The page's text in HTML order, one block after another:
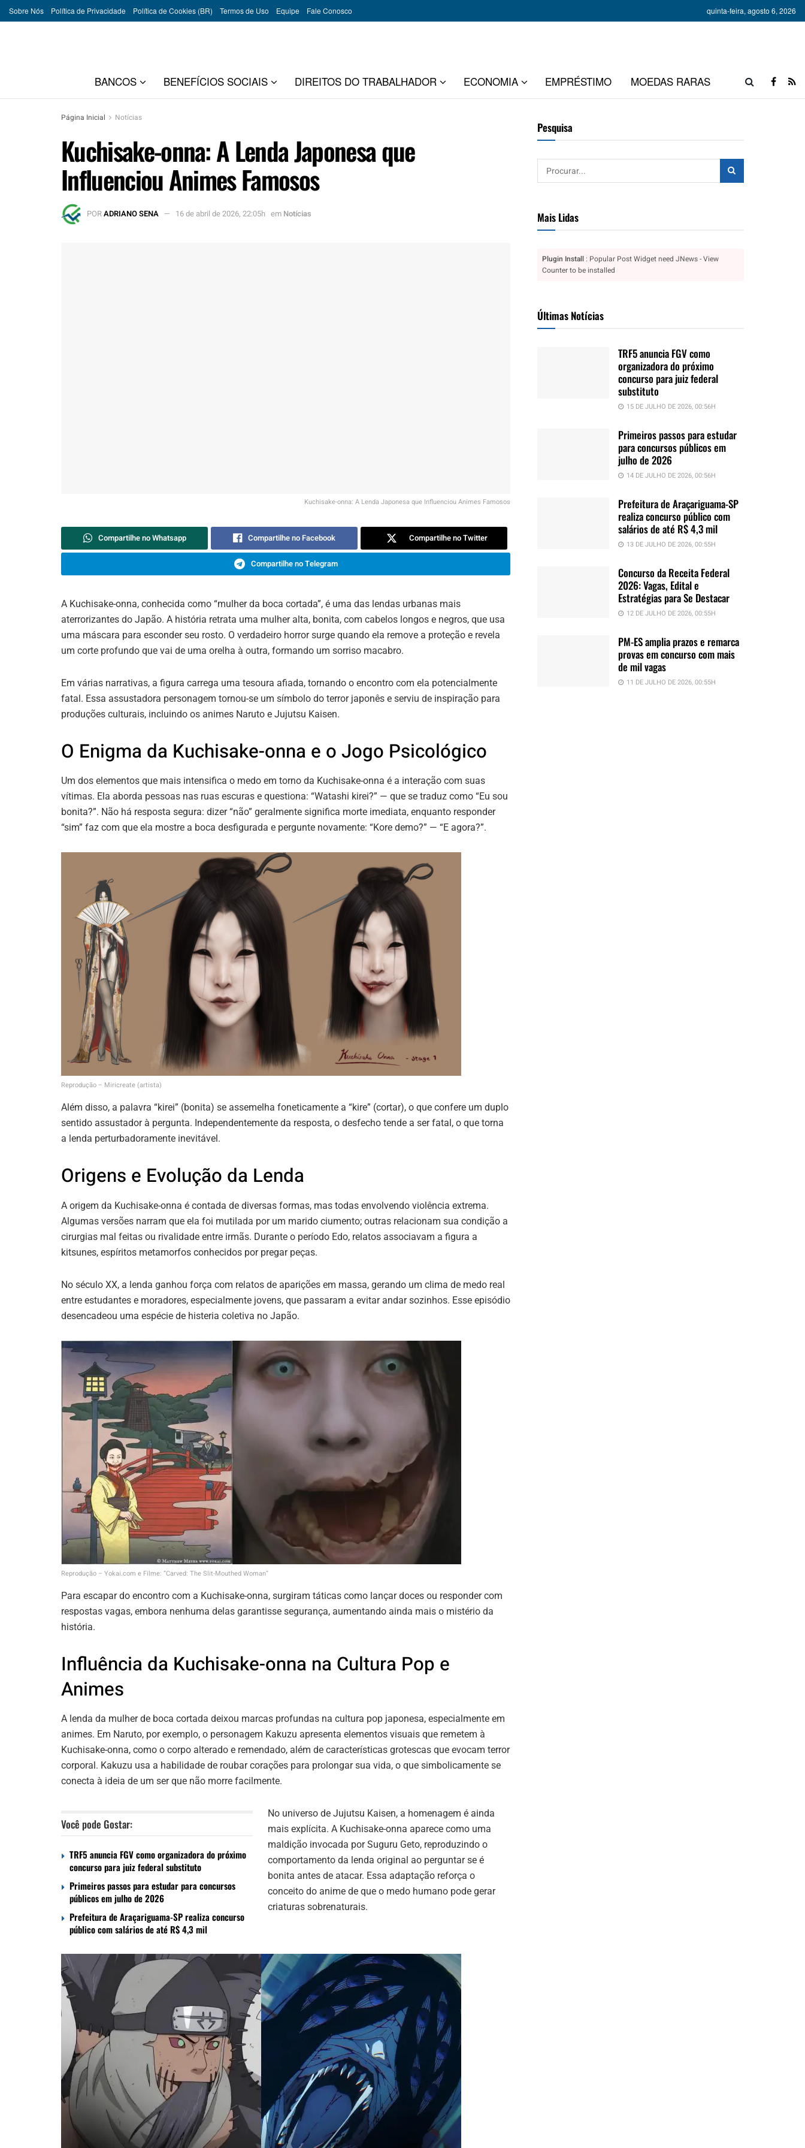
Sobre Nós Política de Privacidade Política de Cookies (BR) Termos de Uso Equipe Fale Conosco quinta-feira, agosto 6, 2026
BANCOS BENEFÍCIOS SOCIAIS DIREITOS DO TRABALHADOR ECONOMIA EMPRÉSTIMO MOEDAS RARAS
Página Inicial Notícias
Kuchisake-onna: A Lenda Japonesa que
Influenciou Animes Famosos
PORADRIANO SENA 16 de abril de 2026, 22:05h em Notícias
Kuchisake-onna: A Lenda Japonesa que Influenciou Animes Famosos
Compartilhe no Whatsapp Compartilhe no Facebook Compartilhe no Twitter
Compartilhe no Telegram
A Kuchisake-onna, conhecida como “mulher da boca cortada”, é uma das lendas urbanas mais
aterrorizantes do Japão. A história retrata uma mulher alta, bonita, com cabelos longos e negros, que usa
uma máscara para esconder seu rosto. O verdadeiro horror surge quando ela remove a proteção e revela
um corte profundo que vai de uma orelha à outra, formando um sorriso macabro.
Em várias narrativas, a figura carrega uma tesoura afiada, tornando o encontro com ela potencialmente
fatal. Essa assustadora personagem tornou-se um símbolo do terror japonês e serviu de inspiração para
produções culturais, incluindo os animes Naruto e Jujutsu Kaisen.
O Enigma da Kuchisake-onna e o Jogo Psicológico
Um dos elementos que mais intensifica o medo em torno da Kuchisake-onna é a interação com suas
vítimas. Ela aborda pessoas nas ruas escuras e questiona: “Watashi kirei?” — que se traduz como “Eu sou
bonita?”. Não há resposta segura: dizer “não” geralmente significa morte imediata, enquanto responder
“sim” faz com que ela mostre a boca desfigurada e pergunte novamente: “Kore demo?” — “E agora?”.
Reprodução – Miricreate (artista)
Além disso, a palavra “kirei” (bonita) se assemelha foneticamente a “kire” (cortar), o que confere um duplo
sentido assustador à pergunta. Independentemente da resposta, o desfecho tende a ser fatal, o que torna
a lenda perturbadoramente inevitável.
Origens e Evolução da Lenda
A origem da Kuchisake-onna é contada de diversas formas, mas todas envolvendo violência extrema.
Algumas versões narram que ela foi mutilada por um marido ciumento; outras relacionam sua condição a
cirurgias mal feitas ou rivalidade entre irmãs. Durante o período Edo, relatos associavam a figura a
kitsunes, espíritos metamorfos conhecidos por pregar peças.
No século XX, a lenda ganhou força com relatos de aparições em massa, gerando um clima de medo real
entre estudantes e moradores, especialmente jovens, que passaram a evitar andar sozinhos. Esse episódio
desencadeou uma espécie de histeria coletiva no Japão.
Reprodução – Yokai.com e Filme: “Carved: The Slit-Mouthed Woman”
Para escapar do encontro com a Kuchisake-onna, surgiram táticas como lançar doces ou responder com
respostas vagas, embora nenhuma delas garantisse segurança, aumentando ainda mais o mistério da
história.
Influência da Kuchisake-onna na Cultura Pop e
Animes
A lenda da mulher de boca cortada deixou marcas profundas na cultura pop japonesa, especialmente em
animes. Em Naruto, por exemplo, o personagem Kakuzu apresenta elementos visuais que remetem à
Kuchisake-onna, como o corpo alterado e remendado, além de características grotescas que evocam terror
corporal. Kakuzu usa a habilidade de roubar corações para prolongar sua vida, o que simbolicamente se
conecta à ideia de um ser que não morre facilmente.
Você pode Gostar:
TRF5 anuncia FGV como organizadora do próximo
concurso para juiz federal substituto
Primeiros passos para estudar para concursos
públicos em julho de 2026
Prefeitura de Araçariguama-SP realiza concurso
público com salários de até R$ 4,3 mil
No universo de Jujutsu Kaisen, a homenagem é ainda
mais explícita. A Kuchisake-onna aparece como uma
maldição invocada por Suguru Geto, reproduzindo o
comportamento da lenda original ao perguntar se é
bonita antes de atacar. Essa adaptação reforça o
conceito do anime de que o medo humano pode gerar
criaturas sobrenaturais.
Pesquisa
Mais Lidas
Plugin Install : Popular Post Widget need JNews - View
Counter to be installed
Últimas Notícias
TRF5 anuncia FGV como
organizadora do próximo
concurso para juiz federal
substituto
15 DE JULHO DE 2026, 00:56H
Primeiros passos para estudar
para concursos públicos em
julho de 2026
14 DE JULHO DE 2026, 00:56H
Prefeitura de Araçariguama-SP
realiza concurso público com
salários de até R$ 4,3 mil
13 DE JULHO DE 2026, 00:55H
Concurso da Receita Federal
2026: Vagas, Edital e
Estratégias para Se Destacar
12 DE JULHO DE 2026, 00:55H
PM-ES amplia prazos e remarca
provas em concurso com mais
de mil vagas
11 DE JULHO DE 2026, 00:55H